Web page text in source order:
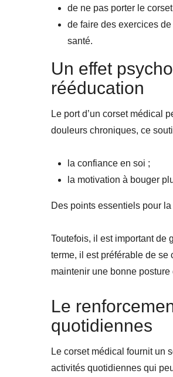
de ne pas porter le
de faire des exercices
santé.
Un effet
rééducation
Le port d’un corset médical
douleurs chroniques, ce
la confiance en soi ;
la motivation à bouger
Des points essentiels pour
Toutefois, il est important de
terme, il est préférable de
maintenir une bonne
Le
quotidiennes
Le corset médical fournit un
activités quotidiennes qui